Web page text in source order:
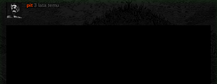
pit 3 lata temu